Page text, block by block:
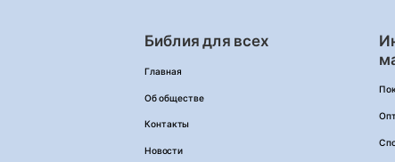
Библия для всех
Главная
Об обществе
Контакты
Новости